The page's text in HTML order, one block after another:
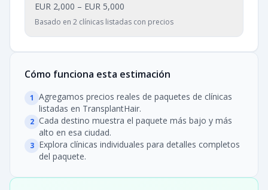
EUR 2,000 – EUR 5,000
Basado en 2 clínicas listadas con precios
Cómo funciona esta estimación
1 Agregamos precios reales de paquetes de clínicas
listadas en TransplantHair.
2 Cada destino muestra el paquete más bajo y más
alto en esa ciudad.
3 Explora clínicas individuales para detalles completos
del paquete.